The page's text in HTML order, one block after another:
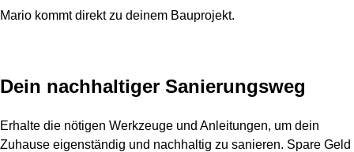
Mario kommt direkt zu deinem Bauprojekt.
Dein nachhaltiger Sanierungsweg
Erhalte die nötigen Werkzeuge und Anleitungen, um dein
Zuhause eigenständig und nachhaltig zu sanieren. Spare Geld